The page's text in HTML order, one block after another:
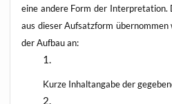
eine ande­re Form der Inter­pre­ta­ti­on.
aus die­ser Auf­satz­form
der Auf­bau an:
Kur­ze Inhalt­anga­be der